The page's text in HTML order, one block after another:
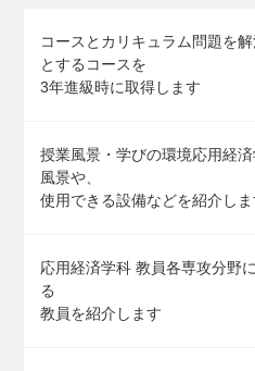
コースとカリキュラム 問題を
とするコースを
3年進級時に取得します
授業風景・学びの環境応用経
風景や、
使用できる設備などを紹介しま
応用経済学科 教員各専攻分野
る
教員を紹介します